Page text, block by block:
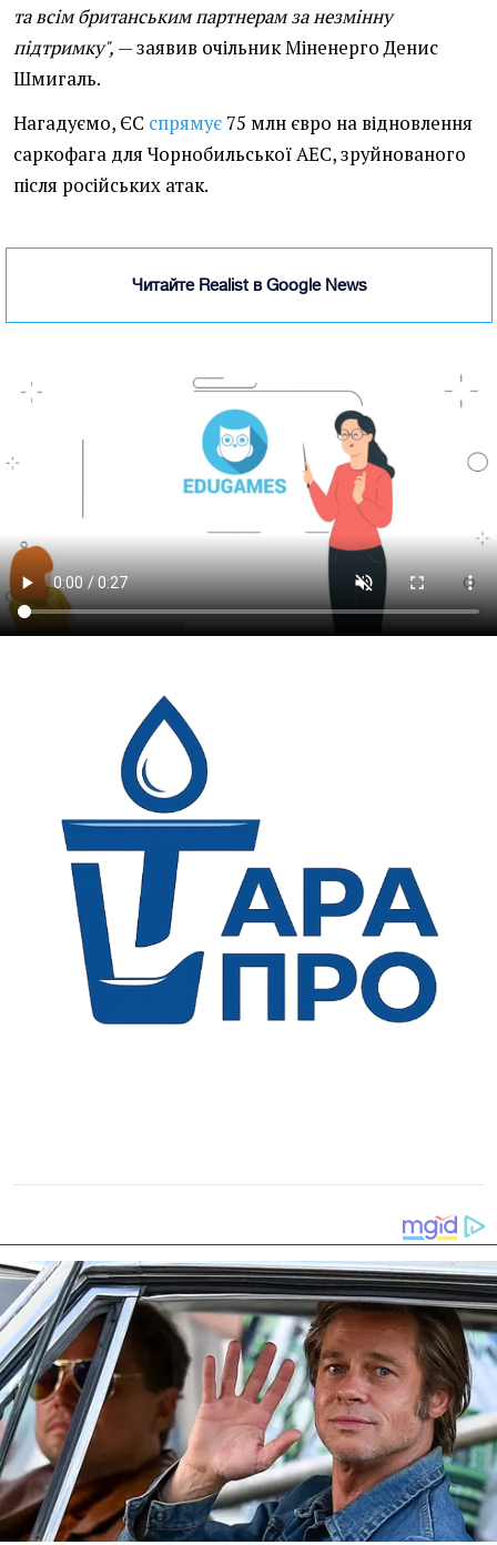
та всім британським партнерам за незмінну
підтримку", — заявив очільник Міненерго Денис
Шмигаль.
Нагадуємо, ЄС спрямує 75 млн євро на відновлення
саркофага для Чорнобильської АЕС, зруйнованого
після російських атак.
Читайте Realist в Google News